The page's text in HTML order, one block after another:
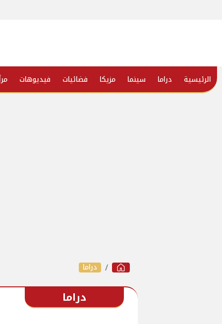
الرئيسية دراما سينما مزيكا فضائيات فيديوهات
دراما
دراما